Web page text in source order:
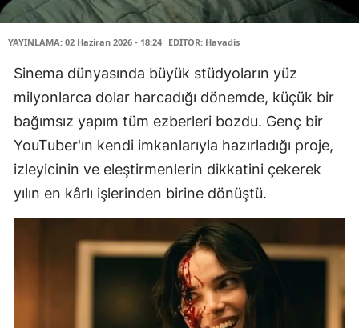
YAYINLAMA: 02 Haziran 2026 - 18:24 EDİTÖR: Havadis
Sinema dünyasında büyük stüdyoların yüz
milyonlarca dolar harcadığı dönemde, küçük bir
bağımsız yapım tüm ezberleri bozdu. Genç bir
YouTuber'ın kendi imkanlarıyla hazırladığı proje,
izleyicinin ve eleştirmenlerin dikkatini çekerek
yılın en kârlı işlerinden birine dönüştü.